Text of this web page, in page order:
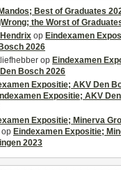
Best of Graduates
the Worst of
op Eindexamen
2026
op Eindexamen
Bosch 2026
Expositie; AKV Den
Expositie; AKV
Expositie; Minerva
op Eindexamen Expositie;
2023